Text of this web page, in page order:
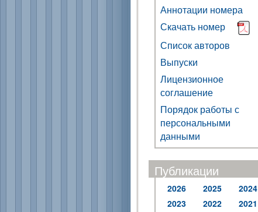
Аннотации номера
Скачать номер
Список авторов
Выпуски
Лицензионное
соглашение
Порядок работы с
персональными
данными
Публикации
2026 2025
2024
2023
2022
2021